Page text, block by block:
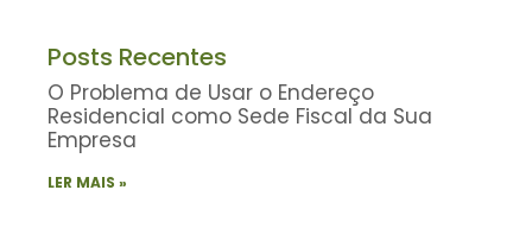
Posts Recentes
O Problema de Usar o Endereço
Residencial como Sede Fiscal da Sua
Empresa
LER MAIS »